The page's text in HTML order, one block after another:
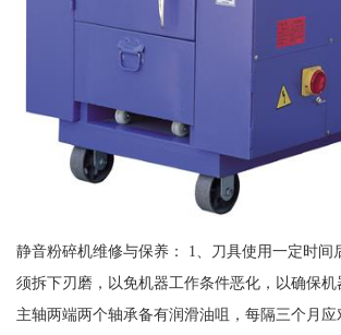
静音粉碎机维修与保养： 1、刀具使用一定时间
须拆下刃磨，以免机器工作条件恶化，以确保机
主轴两端两个轴承备有润滑油咀，每隔三个月